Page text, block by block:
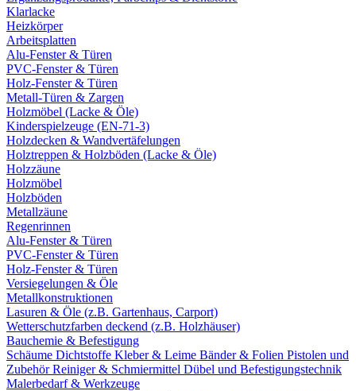
Klarlacke
Heizkörper
Arbeitsplatten
Alu-Fenster & Türen
PVC-Fenster & Türen
Holz-Fenster & Türen
Metall-Türen & Zargen
Holzmöbel (Lacke & Öle)
Kinderspielzeuge (EN-71-3)
Holzdecken & Wandvertäfelungen
Holztreppen & Holzböden (Lacke & Öle)
Holzzäune
Holzmöbel
Holzböden
Metallzäune
Regenrinnen
Alu-Fenster & Türen
PVC-Fenster & Türen
Holz-Fenster & Türen
Versiegelungen & Öle
Metallkonstruktionen
Lasuren & Öle (z.B. Gartenhaus, Carport)
Wetterschutzfarben deckend (z.B. Holzhäuser)
Bauchemie & Befestigung
Schäume Dichtstoffe Kleber & Leime Bänder & Folien Pistolen und
ZubehörReiniger & Schmiermittel Dübel und Befestigungstechnik
Malerbedarf & Werkzeuge